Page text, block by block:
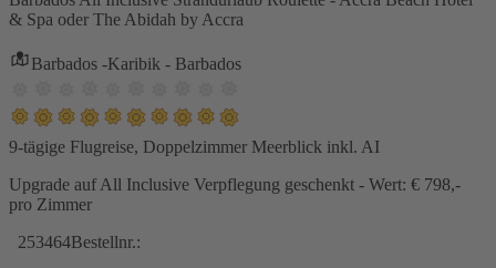
& Spa oder The Abidah by Accra
Barbados -Karibik - Barbados
9-tägige Flugreise, Doppelzimmer Meerblick inkl. AI
Upgrade auf All Inclusive Verpflegung geschenkt - Wert: € 798,-
pro Zimmer
253464Bestellnr.: